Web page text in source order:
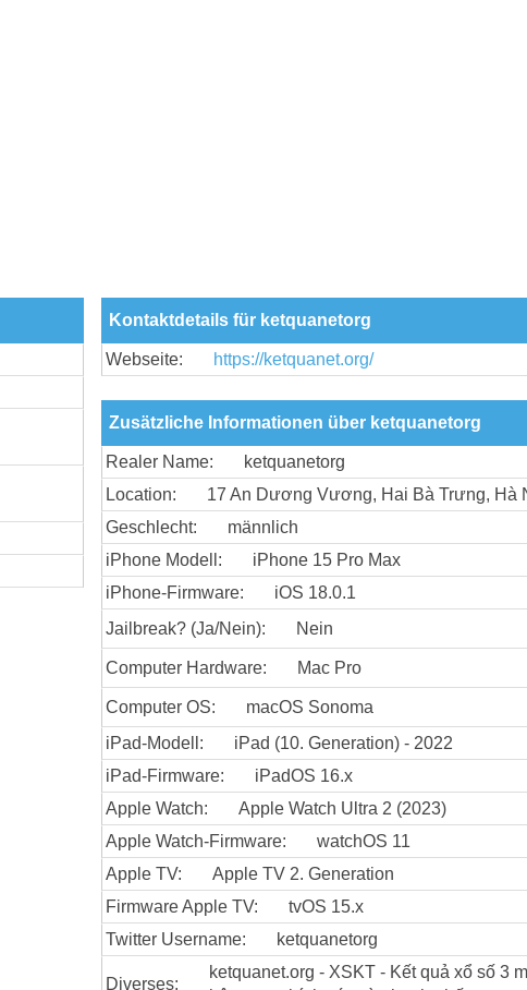
Kontaktdetails für ketquanetorg
Webseite: https://ketquanet.org/
Zusätzliche Informationen über ketquanetorg
Realer Name:
ketquanetorg
Location:
17 An Dương Vương, Hai Bà Trưng, Hà
Geschlecht:
männlich
iPhone Modell:
iPhone 15 Pro Max
iPhone-Firmware:
iOS 18.0.1
Jailbreak? (Ja/Nein):
Nein
Computer Hardware: Mac Pro
Computer OS:
macOS Sonoma
iPad-Modell:
iPad (10. Generation) - 2022
iPad-Firmware:
iPadOS 16.x
Apple Watch:
Apple Watch Ultra 2 (2023)
Apple Watch-Firmware:
watchOS 11
Apple TV:
Apple TV 2. Generation
Firmware Apple TV:
tvOS 15.x
Twitter Username:
ketquanetorg
Diverses:
ketquanet.org - XSKT - Kết quả xổ số 3